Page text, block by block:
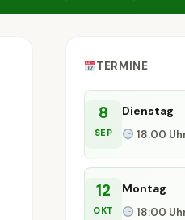
TERMINE
8
SEP
Dienstag
18:00
12
OKT
Montag
18:00